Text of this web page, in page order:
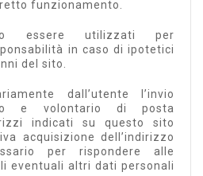
funzionamento.
essere utilizzati per
in caso di ipotetici
del sito.
dall’utente l’invio
e volontario di posta
indicati su questo sito
acquisizione dell’indirizzo
per rispondere alle
eventuali altri dati personali